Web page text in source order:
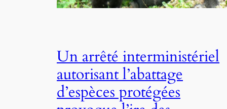
Un arrêté interministériel
autorisant l’abattage
d’espèces protégées